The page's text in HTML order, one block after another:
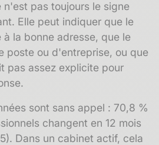
n'est pas toujours le signe
Elle peut indiquer que le
la bonne adresse, que le
poste ou d'entreprise, ou que
pas assez explicite pour
sont sans appel : 70,8 %
changent en 12 mois
Dans un cabinet actif, cela